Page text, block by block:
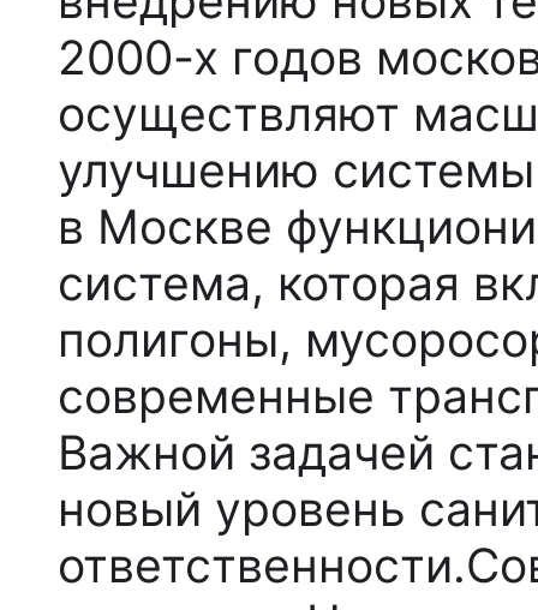
2000-х годов
осуществляют
улучшению
в Москве
система, которая
полигоны,
современные
Важной задачей
новый уровень
ответственности.